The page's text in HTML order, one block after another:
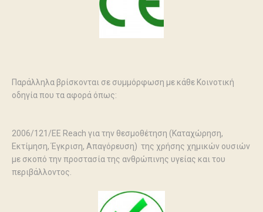
Παράλληλα βρίσκονται σε συμμόρφωση με κάθε Κοινοτική
οδηγία που τα αφορά όπως:
2006/121/ΕΕ Reach για την θεσμοθέτηση (Καταχώρηση,
Εκτίμηση, Έγκριση, Απαγόρευση) της χρήσης χημικών ουσιών
με σκοπό την προστασία της ανθρώπινης υγείας και του
περιβάλλοντος.